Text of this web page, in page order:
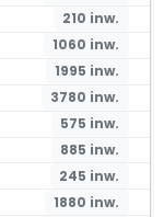
210 inw.
1060 inw.
1995 inw.
3780 inw.
575 inw.
885 inw.
245 inw.
1880 inw.